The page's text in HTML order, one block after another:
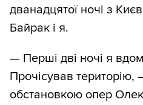
дванадцятої ночі з
Байрак і я.
— Перші дві ночі я
Прочісував
обстановкою опер